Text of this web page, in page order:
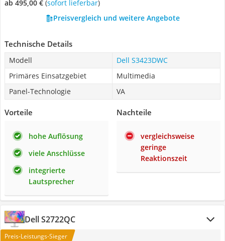
ab 495,00 € ( Sofort lieferbar)
Preisvergleich und weitere Angebote
Technische Details
Modell
Dell S3423DWC
Primäres Einsatzgebiet
Multimedia
Panel-Technologie
VA
Vorteile
hohe Auflösung
viele Anschlüsse
integrierte
Lautsprecher
Nachteile
vergleichsweise
geringe
Reaktionszeit
Dell S2722QC
Preis-Leistungs-Sieger